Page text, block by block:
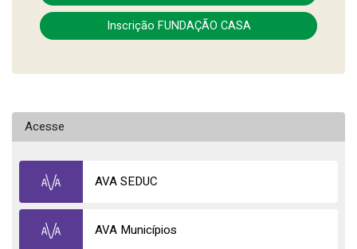
Inscrição FUNDAÇÃO CASA
Acesse
AVA SEDUC
AVA Municípios